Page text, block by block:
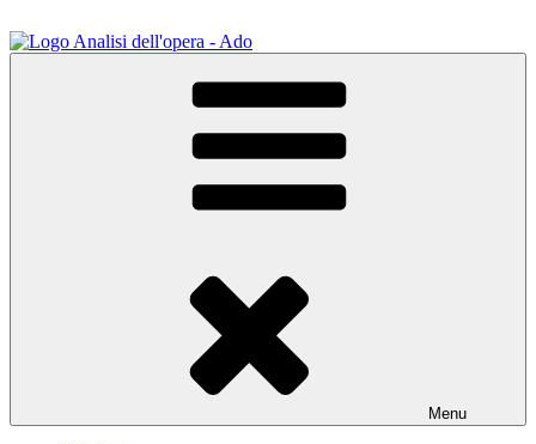
al
contenuto
Osservare le opere d'arte per capirle e imparare ad amarle
Menu